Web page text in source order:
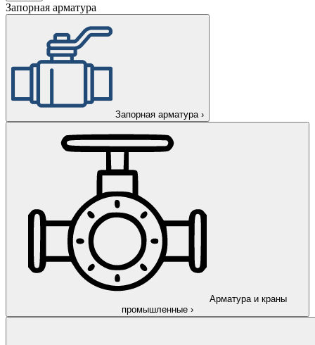
Запорная арматура
Запорная арматура ›
Арматура и краны
промышленные ›